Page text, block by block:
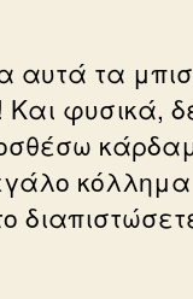
αυτά τα
φυσικά,